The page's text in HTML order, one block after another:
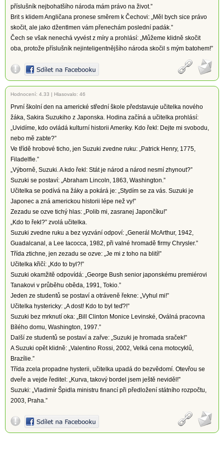
příslušník nejbohatšího národa mám právo na život.”
Brit s klidem Angličana pronese směrem k Čechovi: „Měl bych sice právo
skočit, ale jako džentlmen vám přenechám poslední padák.”
Čech se však nenechá vyvést z míry a prohlásí: „Můžeme klidně skočit
oba, protože příslušník nejinteligentnějšího národa skočil s mým batohem!”
Hodnocení: 4.33 | Hlasovalo: 46
První školní den na americké střední škole představuje učitelka nového
žáka, Sakira Suzukiho z Japonska. Hodina začíná a učitelka prohlásí:
„Uvidíme, kdo ovládá kulturní historii Ameriky. Kdo řekl: Dejte mi svobodu,
nebo mě zabte?”
Ve třídě hrobové ticho, jen Suzuki zvedne ruku: „Patrick Henry, 1775,
Filadelfie.”
„Výborně, Suzuki. A kdo řekl: Stát je národ a národ nesmí zhynout?”
Suzuki se postaví: „Abraham Lincoln, 1863, Washington.”
Učitelka se podívá na žáky a pokárá je: „Stydím se za vás. Suzuki je
Japonec a zná americkou historii lépe než vy!”
Zezadu se ozve tichý hlas: „Polib mi, zasranej Japončíku!”
„Kdo to řekl?” zvolá učitelka.
Suzuki zvedne ruku a bez vyzvání odpoví: „Generál McArthur, 1942,
Guadalcanal, a Lee Iacocca, 1982, při valné hromadě firmy Chrysler.”
Třída ztichne, jen zezadu se ozve: „Je mi z toho na blití!”
Učitelka křičí: „Kdo to byl?!”
Suzuki okamžitě odpovídá: „George Bush senior japonskému premiérovi
Tanakovi v průběhu oběda, 1991, Tokio.”
Jeden ze studentů se postaví a otráveně řekne: „Vyhul mi!”
Učitelka hystericky: „A dost! Kdo to byl teď?!”
Suzuki bez mrknutí oka: „Bill Clinton Monice Levinské, Oválná pracovna
Bílého domu, Washington, 1997.”
Další ze studentů se postaví a zařve: „Suzuki je hromada sraček!”
A Suzuki opět klidně: „Valentino Rossi, 2002, Velká cena motocyklů,
Brazílie.”
Třída zcela propadne hysterii, učitelka upadá do bezvědomí. Otevřou se
dveře a vejde ředitel: „Kurva, takový bordel jsem ještě neviděl!”
Suzuki: „Vladimír Špidla ministru financí při předložení státního rozpočtu,
2003, Praha.”